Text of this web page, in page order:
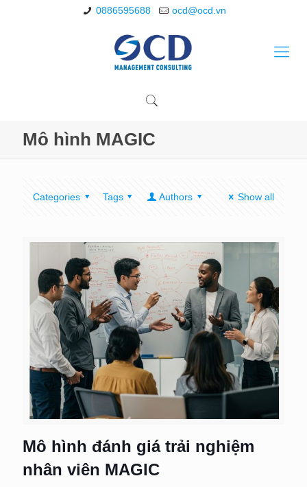
0886595688 ocd@ocd.vn
Mô hình MAGIC
Categories Tags Authors Show all
Mô hình đánh giá trải nghiệm
nhân viên MAGIC